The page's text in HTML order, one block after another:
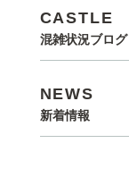
CASTLE
混雑状況ブログ
NEWS
新着情報